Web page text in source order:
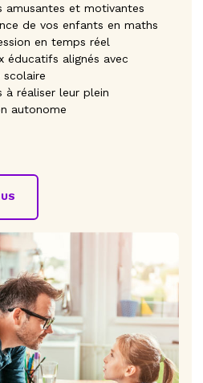
amusantes et motivantes
de vos enfants en maths
en temps réel
éducatifs alignés avec
à réaliser leur plein
autonome